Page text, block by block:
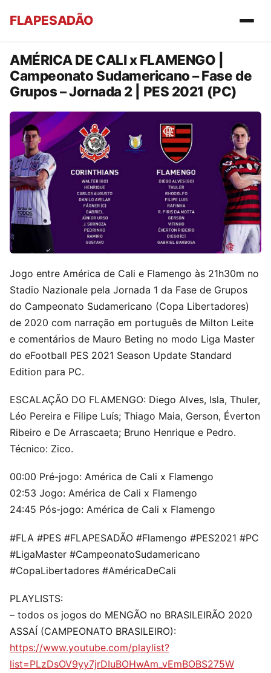
FLAPESADÃO
AMÉRICA DE CALI x FLAMENGO |
Campeonato Sudamericano – Fase de
Grupos – Jornada 2 | PES 2021 (PC)
Jogo entre América de Cali e Flamengo às 21h30m no
Stadio Nazionale pela Jornada 1 da Fase de Grupos
do Campeonato Sudamericano (Copa Libertadores)
de 2020 com narração em português de Milton Leite
e comentários de Mauro Beting no modo Liga Master
do eFootball PES 2021 Season Update Standard
Edition para PC.
ESCALAÇÃO DO FLAMENGO: Diego Alves, Isla, Thuler,
Léo Pereira e Filipe Luís; Thiago Maia, Gerson, Éverton
Ribeiro e De Arrascaeta; Bruno Henrique e Pedro.
Técnico: Zico.
00:00 Pré-jogo: América de Cali x Flamengo
02:53 Jogo: América de Cali x Flamengo
24:45 Pós-jogo: América de Cali x Flamengo
#FLA #PES #FLAPESADÃO #Flamengo #PES2021 #PC
#LigaMaster #CampeonatoSudamericano
#CopaLibertadores #AméricaDeCali
PLAYLISTS:
– todos os jogos do MENGÃO no BRASILEIRÃO 2020
ASSAÍ (CAMPEONATO BRASILEIRO):
https://www.youtube.com/playlist?
list=PLzDsOV9yy7jrDIuBOHwAm_vEmBOBS275W